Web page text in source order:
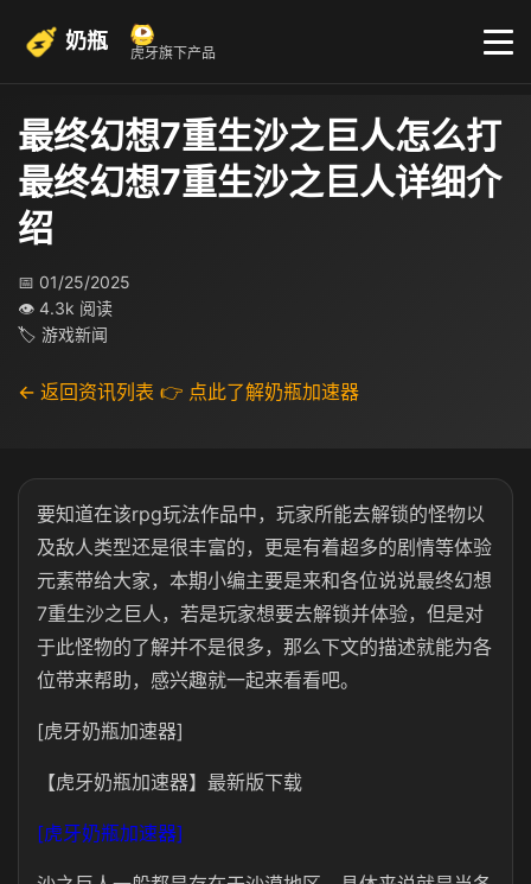
奶瓶 虎牙旗下产品
最终幻想7重生沙之巨人怎么打
最终幻想7重生沙之巨人详细介
绍
📅 01/25/2025
👁 4.3k 阅读
🏷 游戏新闻
← 返回资讯列表 👉 点此了解奶瓶加速器
要知道在该rpg玩法作品中，玩家所能去解锁的怪物以
及敌人类型还是很丰富的，更是有着超多的剧情等体验
元素带给大家，本期小编主要是来和各位说说最终幻想
7重生沙之巨人，若是玩家想要去解锁并体验，但是对
于此怪物的了解并不是很多，那么下文的描述就能为各
位带来帮助，感兴趣就一起来看看吧。
[虎牙奶瓶加速器]
【虎牙奶瓶加速器】最新版下载
[虎牙奶瓶加速器]